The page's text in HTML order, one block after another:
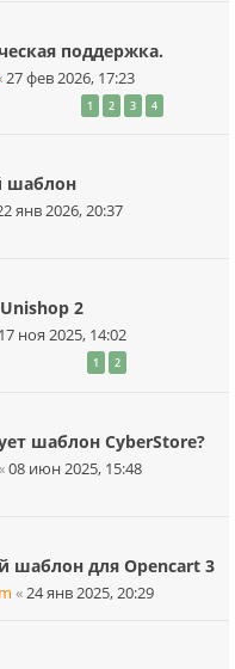
поддержка.
27 фев 2026, 17:23
1 2 3 4
шаблон
янв 2026, 20:37
2
17 ноя 2025, 14:02
1 2
шаблон CyberStore?
08 июн 2025, 15:48
шаблон для Opencart 3
«24 янв 2025, 20:29